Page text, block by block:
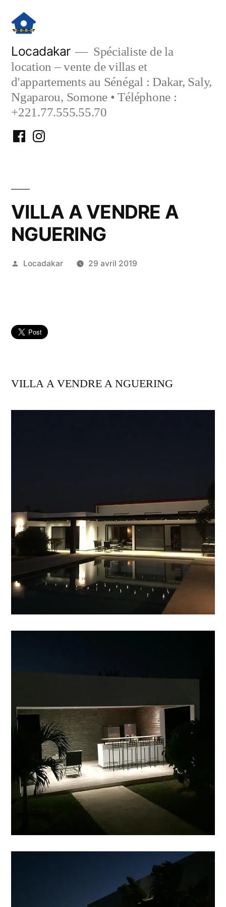
contenu
Locadakar
Spécialiste de la
location – vente de villas et
d'appartements au Sénégal : Dakar, Saly,
Ngaparou, Somone • Téléphone :
+221.77.555.55.70
FacebookInstagram
VILLA A VENDRE A
NGUERING
Publié
Locadakar 29 avril 2019
VILLA A VENDRE A NGUERING